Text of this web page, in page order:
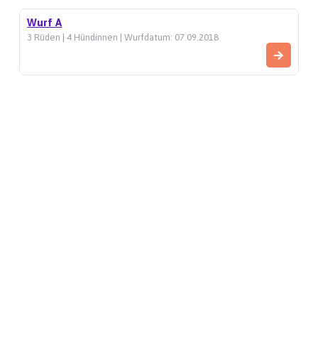
Wurf A
3 Rüden | 4 Hündinnen | Wurfdatum: 07.09.2018